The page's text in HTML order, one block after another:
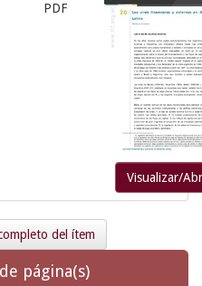
PDF
Visualizar/
del ítem
página(s)